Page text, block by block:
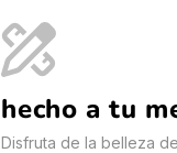
hecho a tu
Disfruta de la belleza